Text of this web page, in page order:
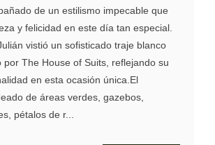
de un estilismo impecable que
y felicidad en este día tan especial.
vistió un sofisticado traje blanco
por The House of Suits, reflejando su
en esta ocasión única.El
de áreas verdes, gazebos,
pétalos de r...